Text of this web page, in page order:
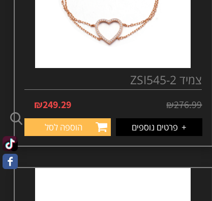
צמיד ZSI545-2
₪276.99
₪249.29
+ פרטים נוספים הוספה לסל